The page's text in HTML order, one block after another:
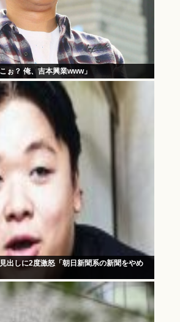
ぉ？ 俺、吉本興業www」
出しに2度激怒「朝日新聞系の新聞をやめ